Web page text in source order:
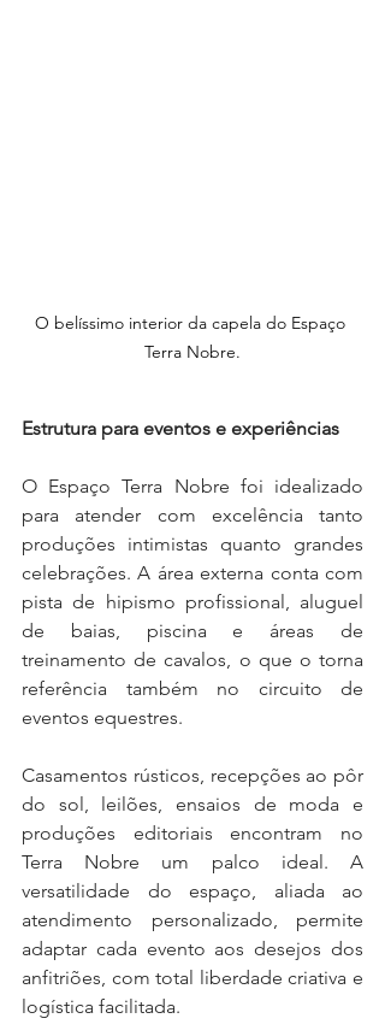
O belíssimo interior da capela do Espaço
Terra Nobre.
Estrutura para eventos e experiências
O Espaço Terra Nobre foi idealizado
para atender com excelência tanto
produções intimistas quanto grandes
celebrações. A área externa conta com
pista de hipismo profissional, aluguel
de baias, piscina e áreas de
treinamento de cavalos, o que o torna
referência também no circuito de
eventos equestres.
Casamentos rústicos, recepções ao pôr
do sol, leilões, ensaios de moda e
produções editoriais encontram no
Terra Nobre um palco ideal. A
versatilidade do espaço, aliada ao
atendimento personalizado, permite
adaptar cada evento aos desejos dos
anfitriões, com total liberdade criativa e
logística facilitada.